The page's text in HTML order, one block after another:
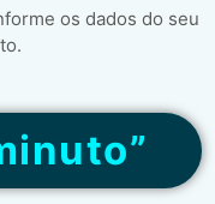
os dados do seu